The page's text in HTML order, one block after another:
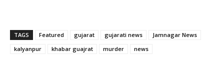
TAGS Featured gujarat gujarati news
Jamnagar News
kalyanpur
khabar guajrat murder news